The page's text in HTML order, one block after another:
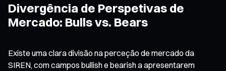
Divergência de Perspetivas de
Mercado: Bulls vs. Bears
Existe uma clara divisão na perceção de mercado da
SIREN, com campos bullish e bearish a apresentarem